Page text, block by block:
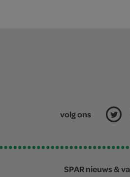
volg ons
SPAR nieuws &